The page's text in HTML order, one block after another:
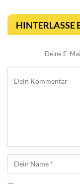
HINTERLASSE
Deine E-